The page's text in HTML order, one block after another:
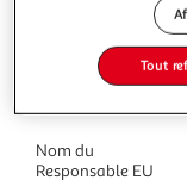
Caractéristiques
Nom du
Responsable EU
Tout